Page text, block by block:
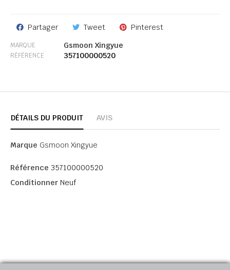
Partager Tweet Pinterest
MARQUE Gsmoon Xingyue
RÉFÉRENCE 357100000520
DÉTAILS DU PRODUIT AVIS
Marque Gsmoon Xingyue
Référence 357100000520
Conditionner Neuf